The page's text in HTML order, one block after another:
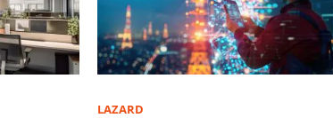
LAZARD